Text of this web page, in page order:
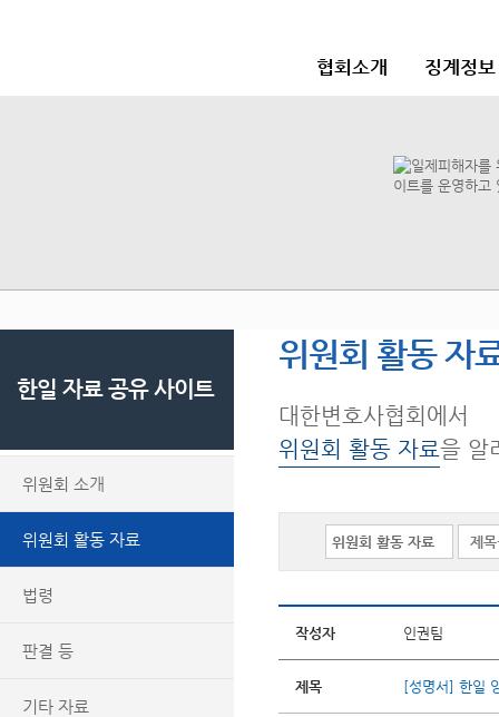
협회소개 징계정
한일 자료 공유 사이트
위원회 소개
위원회 활동 자료
법령
판결 등
기타 자료
위원회 활동 자
대한변호사협회에서
위원회 활동 자료을 알
작성자 인권팀
제목 [성명서] 한일